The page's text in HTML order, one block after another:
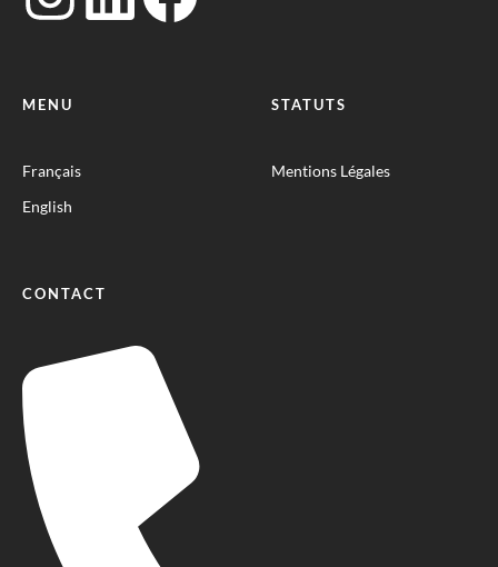
MENU
Français
English
STATUTS
Mentions Légales
CONTACT